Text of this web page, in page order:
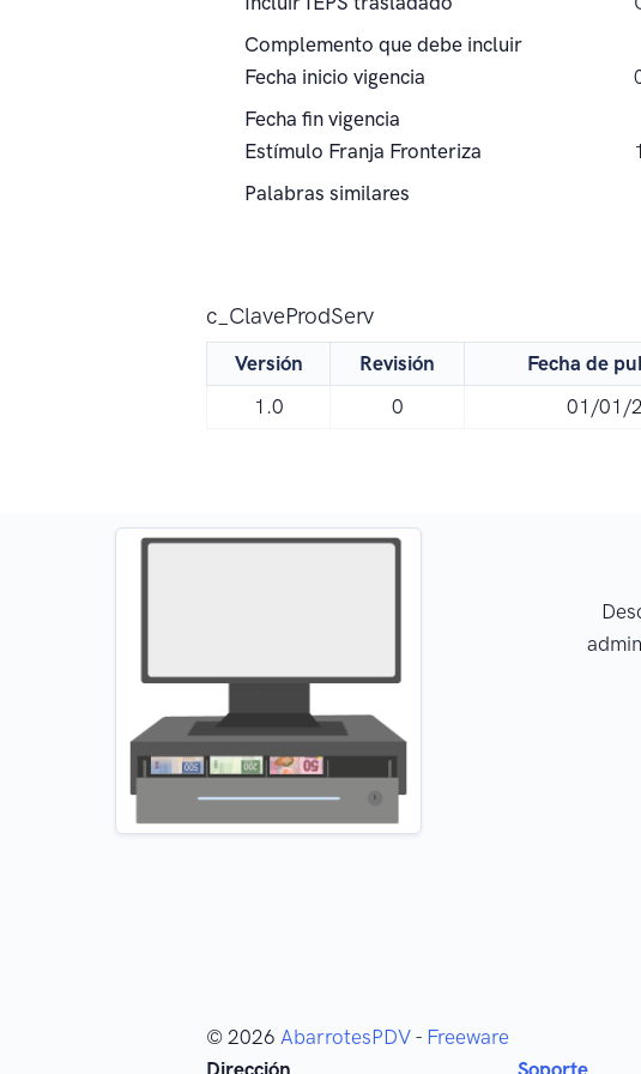
Complemento que debe incluir
Fecha inicio vigencia
Fecha fin vigencia
Estímulo Franja Fronteriza
1
Palabras similares
c_ClaveProdServ
Versión Revisión
Fecha de
1.0
0 01/01/
© 2026 AbarrotesPDV - Freeware
Dirección
Soporte